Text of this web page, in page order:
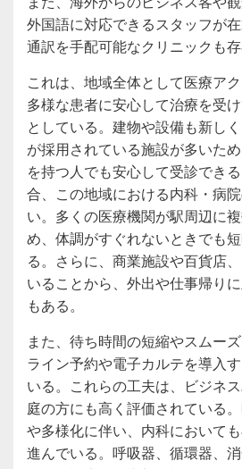
外国語に対応できるスタッフが在
通訳を手配可能なクリニックも存
これは、地域全体として医療アク
多様な患者に安心して治療を受
としている。建物や設備も新し
が採用されている施設が多いた
を持つ人でも安心して受診でき
合、この地域における内科・病
い。多くの医療機関が駅周辺に
め、体調がすぐれないときでも
る。さらに、商業施設や百貨店
いることから、外出や仕事帰り
もある。
また、待ち時間の短縮やスムー
ライン予約や電子カルテを導入
いる。これらの工夫は、ビジネ
庭の方にも高く評価されている
や多様化に伴い、内科において
進んでいる。呼吸器、循環器、